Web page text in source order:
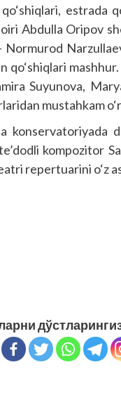
estrada
Abdulla Oripov
Normurod
qo‘shiqlari
Suyunova,
mustahkam
kompozitor
repertuarini o‘z